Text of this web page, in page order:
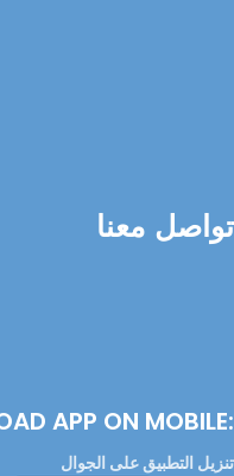
تواصل معنا
APP ON MOBILE:
تنزيل التطبيق على الجوال